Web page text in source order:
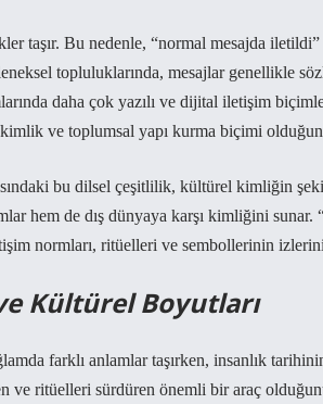
taşır. Bu nedenle, “normal mesajda
topluluklarında, mesajlar genellikle
daha çok yazılı ve dijital iletişim
ve toplumsal yapı kurma biçimi
bu dilsel çeşitlilik, kültürel kimliğin
hem de dış dünyaya karşı kimliğini
normları, ritüelleri ve sembollerinin
Kültürel Boyutları
farklı anlamlar taşırken, insanlık
ve ritüelleri sürdüren önemli bir araç